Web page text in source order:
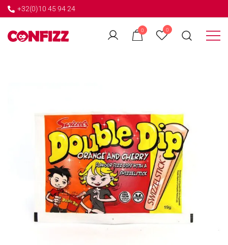
+32(0)10 45 94 24
0 0
← GO BACK